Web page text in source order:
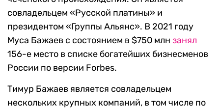
совладельцем «Русской платины» и
президентом «Группы Альянс». В 2021 году
Муса Бажаев с состоянием в $750 млн занял
156-е место в списке богатейших бизнесменов
России по версии Forbes.
Тимур Бажаев является совладельцем
нескольких крупных компаний, в том числе по